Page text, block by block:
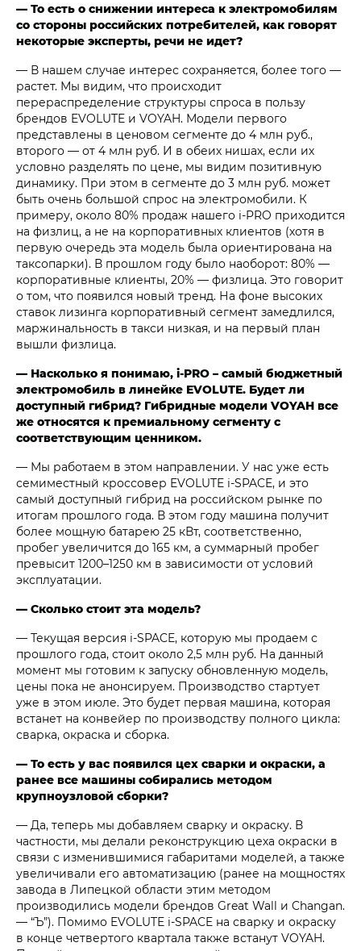
— То есть о снижении интереса к электромобилям
со стороны российских потребителей, как говорят
некоторые эксперты, речи не идет?
— В нашем случае интерес сохраняется, более того —
растет. Мы видим, что происходит
перераспределение структуры спроса в пользу
брендов EVOLUTE и VOYAH. Модели первого
представлены в ценовом сегменте до 4 млн руб.,
второго — от 4 млн руб. И в обеих нишах, если их
условно разделять по цене, мы видим позитивную
динамику. При этом в сегменте до 3 млн руб. может
быть очень большой спрос на электромобили. К
примеру, около 80% продаж нашего i‑PRO приходится
на физлиц, а не на корпоративных клиентов (хотя в
первую очередь эта модель была ориентирована на
таксопарки). В прошлом году было наоборот: 80% —
корпоративные клиенты, 20% — физлица. Это говорит
о том, что появился новый тренд. На фоне высоких
ставок лизинга корпоративный сегмент замедлился,
маржинальность в такси низкая, и на первый план
вышли физлица.
— Насколько я понимаю, i‑PRO – самый бюджетный
электромобиль в линейке EVOLUTE. Будет ли
доступный гибрид? Гибридные модели VOYAH все
же относятся к премиальному сегменту с
соответствующим ценником.
— Мы работаем в этом направлении. У нас уже есть
семиместный кроссовер EVOLUTE i‑SPACE, и это
самый доступный гибрид на российском рынке по
итогам прошлого года. В этом году машина получит
более мощную батарею 25 кВт, соответственно,
пробег увеличится до 165 км, а суммарный пробег
превысит 1200–1250 км в зависимости от условий
эксплуатации.
— Сколько стоит эта модель?
— Текущая версия i‑SPACE, которую мы продаем с
прошлого года, стоит около 2,5 млн руб. На данный
момент мы готовим к запуску обновленную модель,
цены пока не анонсируем. Производство стартует
уже в этом июле. Это будет первая машина, которая
встанет на конвейер по производству полного цикла:
сварка, окраска и сборка.
— То есть у вас появился цех сварки и окраски, а
ранее все машины собирались методом
крупноузловой сборки?
— Да, теперь мы добавляем сварку и окраску. В
частности, мы делали реконструкцию цеха окраски в
связи с изменившимися габаритами моделей, а также
увеличивали его автоматизацию (ранее на мощностях
завода в Липецкой области этим методом
производились модели брендов Great Wall и Changan.
— “Ъ”). Помимо EVOLUTE i‑SPACE на сварку и окраску
в конце четвертого квартала также встанут VOYAH.